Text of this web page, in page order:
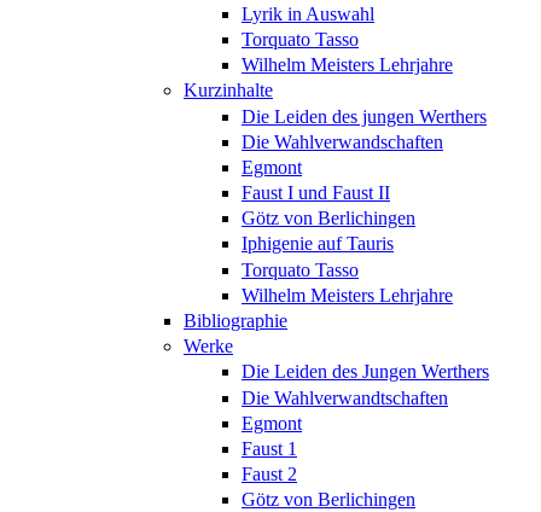
Lyrik in Auswahl
Torquato Tasso
Wilhelm Meisters Lehrjahre
Kurzinhalte
Die Leiden des jungen Werthers
Die Wahlverwandschaften
Egmont
Faust I und Faust II
Götz von Berlichingen
Iphigenie auf Tauris
Torquato Tasso
Wilhelm Meisters Lehrjahre
Bibliographie
Werke
Die Leiden des Jungen Werthers
Die Wahlverwandtschaften
Egmont
Faust 1
Faust 2
Götz von Berlichingen